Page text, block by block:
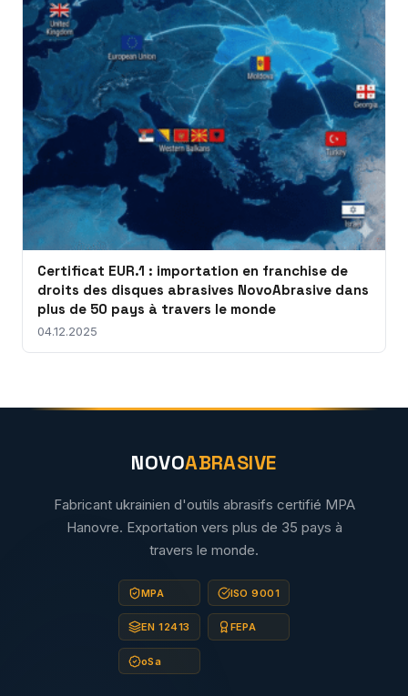
Certificat EUR.1 : importation en franchise de
droits des disques abrasives NovoAbrasive dans
plus de 50 pays à travers le monde
04.12.2025
NOVOABRASIVE
Fabricant ukrainien d'outils abrasifs certifié MPA
Hanovre. Exportation vers plus de 35 pays à
travers le monde.
MPA ISO 9001
EN 12413 FEPA
oSa